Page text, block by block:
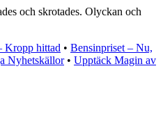
och skrotades. Olyckan och
Kropp hittad • Bensinpriset – Nu,
Nyhetskällor• Upptäck Magin av